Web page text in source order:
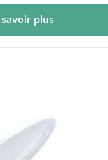
savoir plus